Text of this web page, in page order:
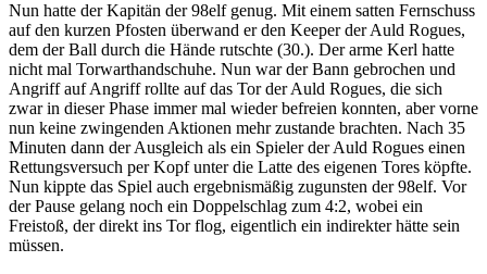
Nun hatte der Kapitän der 98elf genug. Mit einem satten Fernschuss
auf den kurzen Pfosten überwand er den Keeper der Auld Rogues,
dem der Ball durch die Hände rutschte (30.). Der arme Kerl hatte
nicht mal Torwarthandschuhe. Nun war der Bann gebrochen und
Angriff auf Angriff rollte auf das Tor der Auld Rogues, die sich
zwar in dieser Phase immer mal wieder befreien konnten, aber vorne
nun keine zwingenden Aktionen mehr zustande brachten. Nach 35
Minuten dann der Ausgleich als ein Spieler der Auld Rogues einen
Rettungsversuch per Kopf unter die Latte des eigenen Tores köpfte.
Nun kippte das Spiel auch ergebnismäßig zugunsten der 98elf. Vor
der Pause gelang noch ein Doppelschlag zum 4:2, wobei ein
Freistoß, der direkt ins Tor flog, eigentlich ein indirekter hätte sein
müssen.